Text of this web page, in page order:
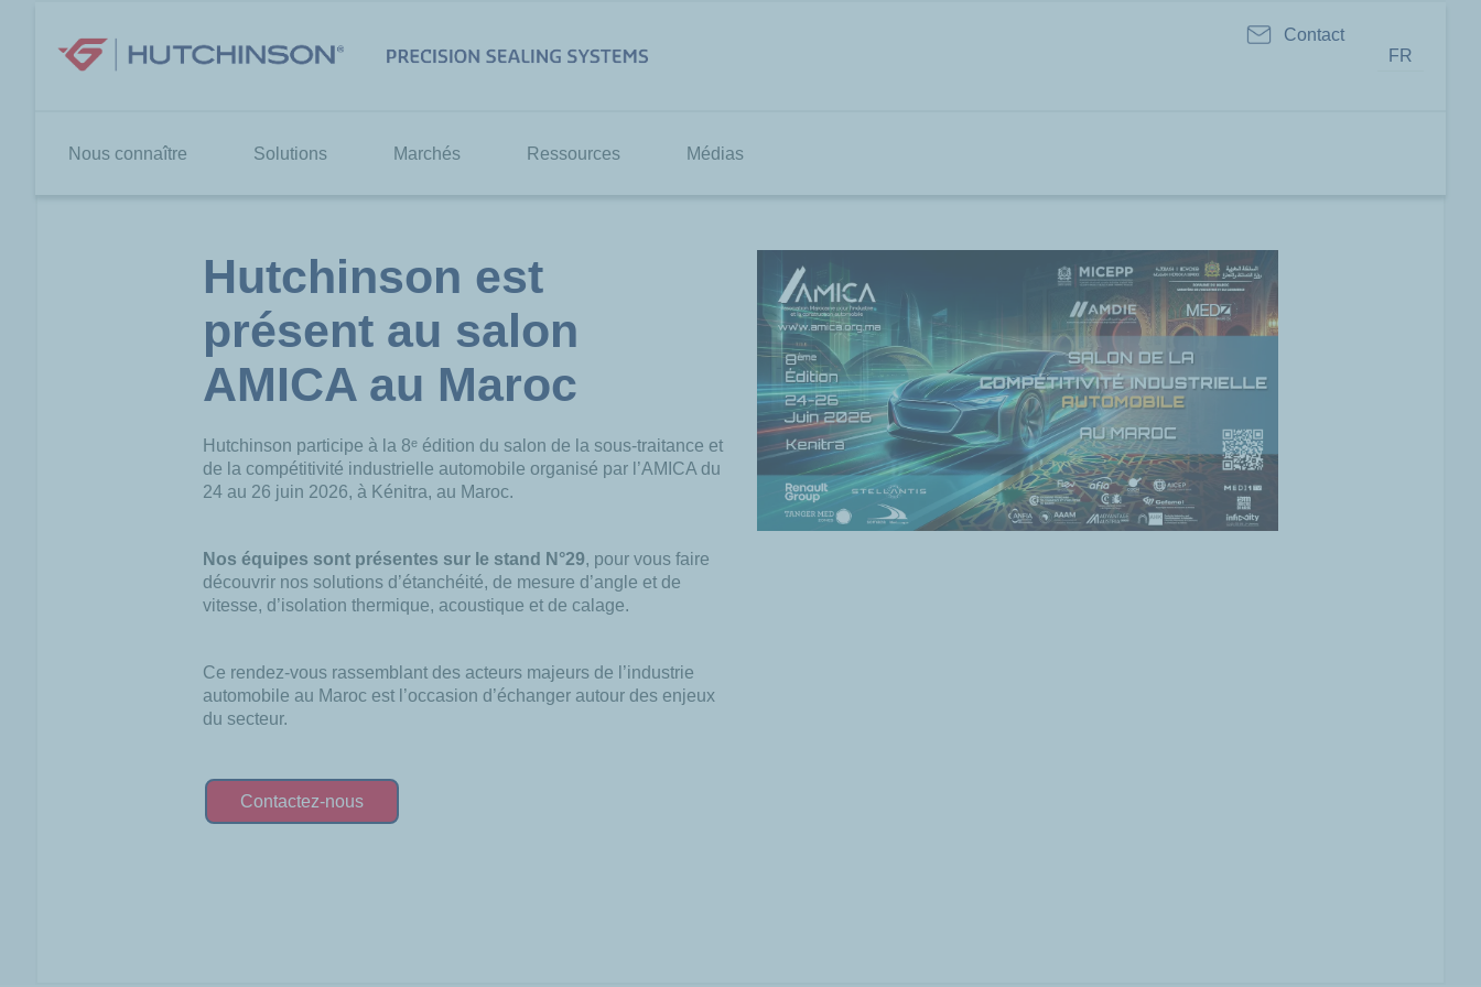
contenu
Contact
FR
Nous connaître Solutions Marchés Ressources Médias
Hutchinson est
présent au salon
AMICA au Maroc
Hutchinson participe à la 8ᵉ édition du salon de la sous-traitance et
de la compétitivité industrielle automobile organisé par l’AMICA du
24 au 26 juin 2026, à Kénitra, au Maroc.
Nos équipes sont présentes sur le stand N°29, pour vous faire
découvrir nos solutions d’étanchéité, de mesure d’angle et de
vitesse, d’isolation thermique, acoustique et de calage.
Ce rendez-vous rassemblant des acteurs majeurs de l’industrie
automobile au Maroc est l’occasion d’échanger autour des enjeux
du secteur.
Contactez-nous